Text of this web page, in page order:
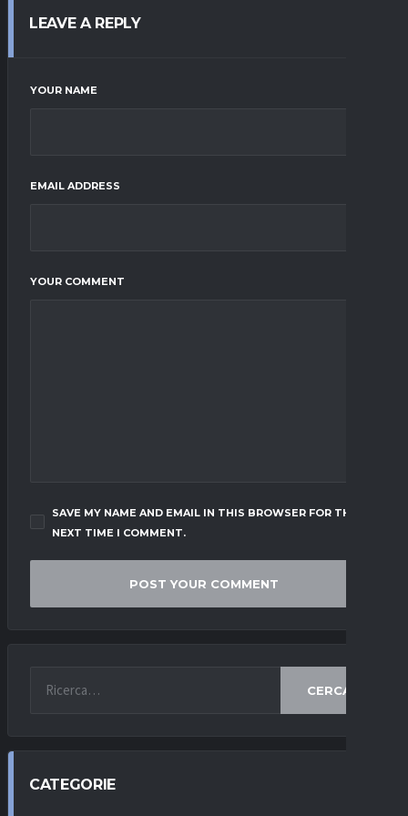
LEAVE A REPLY
YOUR NAME
EMAIL ADDRESS
YOUR COMMENT
SAVE MY NAME AND EMAIL IN THIS BROWSER FOR THE
NEXT TIME I COMMENT.
CERCA
CATEGORIE